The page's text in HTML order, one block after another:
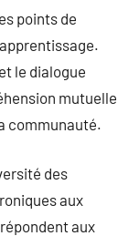
points de
le dialogue
mutuelle
communauté.
des
aux
aux